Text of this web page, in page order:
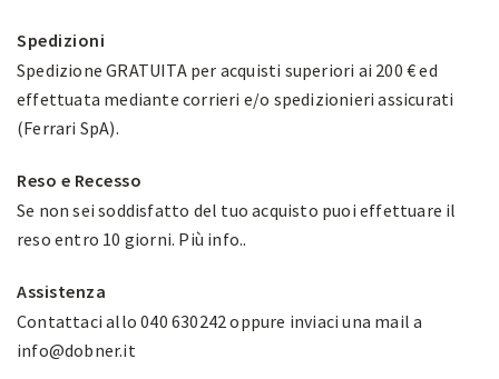
Spedizioni
Spedizione GRATUITA per acquisti superiori ai 200 € ed
effettuata mediante corrieri e/o spedizionieri assicurati
(Ferrari SpA).
Reso e Recesso
Se non sei soddisfatto del tuo acquisto puoi effettuare il
reso entro 10 giorni. Più info..
Assistenza
Contattaci allo 040 630242 oppure inviaci una mail a
info@dobner.it